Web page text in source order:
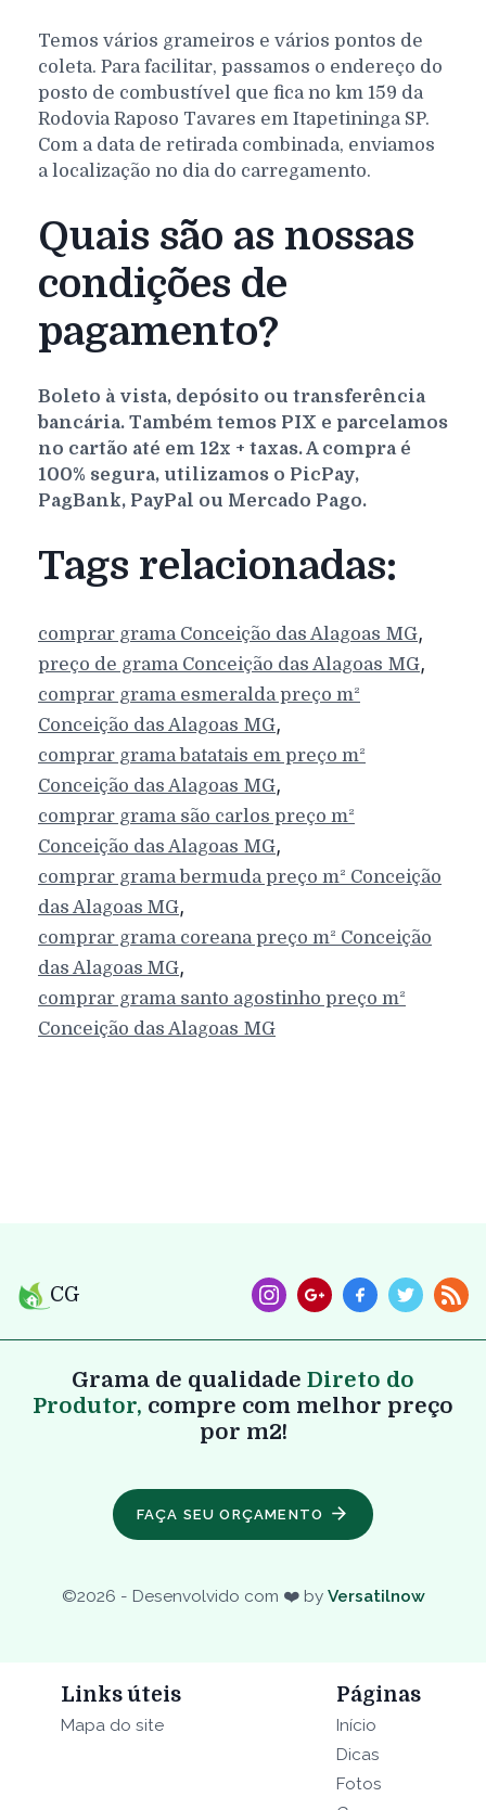
Temos vários grameiros e vários pontos de
coleta. Para facilitar, passamos o endereço do
posto de combustível que fica no km 159 da
Rodovia Raposo Tavares em Itapetininga SP.
Com a data de retirada combinada, enviamos
a localização no dia do carregamento.
Quais são as nossas
condições de
pagamento?
Boleto à vista, depósito ou transferência
bancária. Também temos PIX e parcelamos
no cartão até em 12x + taxas. A compra é
100% segura, utilizamos o PicPay,
PagBank, PayPal ou Mercado Pago.
Tags relacionadas:
comprar grama Conceição das Alagoas MG,
preço de grama Conceição das Alagoas MG,
comprar grama esmeralda preço m²
Conceição das Alagoas MG,
comprar grama batatais em preço m²
Conceição das Alagoas MG,
comprar grama são carlos preço m²
Conceição das Alagoas MG,
comprar grama bermuda preço m² Conceição
das Alagoas MG,
comprar grama coreana preço m² Conceição
das Alagoas MG,
comprar grama santo agostinho preço m²
Conceição das Alagoas MG
CG
Grama de qualidade Direto do
Produtor, compre com melhor preço
por m2!
FAÇA SEU ORÇAMENTO
©2026 - Desenvolvido com ❤️ by Versatilnow
Links úteis
Mapa do site
Páginas
Início
Dicas
Fotos